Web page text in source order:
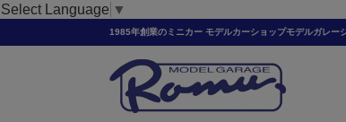
Select Language ▼
1985年創業のミニカー モデルカーショップモデルガレー